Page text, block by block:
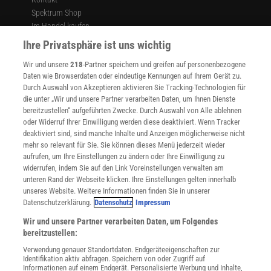
weil es weniger öffentliche Einrichtungen gibt – »und das tun sie
oft auch mit jenen, mit denen sie Tür an Tür wohnen«.
Wenn die eigene Biografie für Konfliktstoff sorgt
Auch die eigene Geschichte spielt häufig eine Rolle bei der Frage,
ob in der Nachbarschaft Streit oder harmonisches Miteinander
herrscht. Die Deutsche Bahn baute über Jahrzehnte hinweg
Wohnungen für ihre Mitarbeiterinnen und Mitarbeiter. Sie lagen an
Bahndämmen, im Grünen, und »Bahner« lebten dort neben
anderen Bahnern, berichtet Montau. Als der Rollstuhlfahrer Peter
Menkens* irgendwann in eine der Siedlungen zog, wurde er
zunächst mit offenen Armen empfangen. Doch weil er die Musik
immer so laut aufdrehte, dass im Schrank der Nachbarn die Gläser
zu hüpfen begannen, eskalierte der Konflikt irgendwann: Seine
Nachbarn versperrten ihm den Flur – mit der Folge, dass Herr
Menkens einen Behördentermin verpasste. Von da an drehte er die
Bässe noch lauter.
Spektrum Shop
Im Handel kaufen
Presse
Verträge kündigen
Widerruf
INFO
Mediadaten
Datenschutz
Nutzungsbedingungen
Cookie-Einstellungen
Utiq verwalten
Nutzungsbasierte Onlinewerbung
Alle Artikel
Impressum
Angebote für Schulen
Angebote für Institutionen
Sprachen lernen mit Gymglish
Lexika
Ihre Privatsphäre ist uns wichtig
Wir und unsere218-Partner speichern und greifen auf personenbezogene
Daten wie Browserdaten oder eindeutige Kennungen auf Ihrem Gerät zu.
Durch Auswahl von Akzeptieren aktivieren Sie Tracking-Technologien für
die unter „Wir und unsere Partner verarbeiten Daten, um Ihnen Dienste
bereitzustellen“ aufgeführten Zwecke. Durch Auswahl von Alle ablehnen
oder Widerruf Ihrer Einwilligung werden diese deaktiviert. Wenn Tracker
deaktiviert sind, sind manche Inhalte und Anzeigen möglicherweise nicht
mehr so relevant für Sie. Sie können dieses Menü jederzeit wieder
aufrufen, um Ihre Einstellungen zu ändern oder Ihre Einwilligung zu
widerrufen, indem Sie auf den Link Voreinstellungen verwalten am
unteren Rand der Webseite klicken. Ihre Einstellungen gelten innerhalb
unseres Website. Weitere Informationen finden Sie in unserer
Datenschutzerklärung. Datenschutz Impressum
Wir und unsere Partner verarbeiten Daten, um Folgendes
bereitzustellen:
Verwendung genauer Standortdaten. Endgeräteeigenschaften zur
Identifikation aktiv abfragen. Speichern von oder Zugriff auf
Informationen auf einem Endgerät. Personalisierte Werbung und Inhalte,